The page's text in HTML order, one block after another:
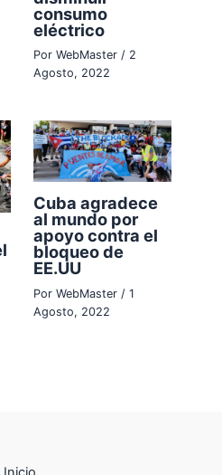
consumo
eléctrico
Por WebMaster / 2
Agosto, 2022
Cuba agradece
al mundo por
apoyo contra el
bloqueo de
EE.UU
Por WebMaster / 1
Agosto, 2022